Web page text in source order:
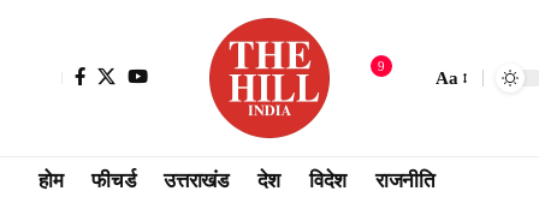
9
Aa
होम फीचर्ड उत्तराखंड देश विदेश राजनीति